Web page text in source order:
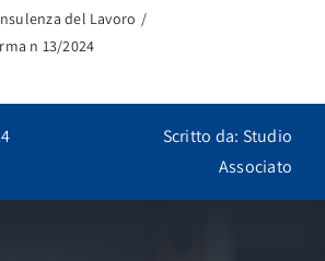
ASSISTENZA
del Lavoro
n 13/2024
Scritto da: Studio
Associato